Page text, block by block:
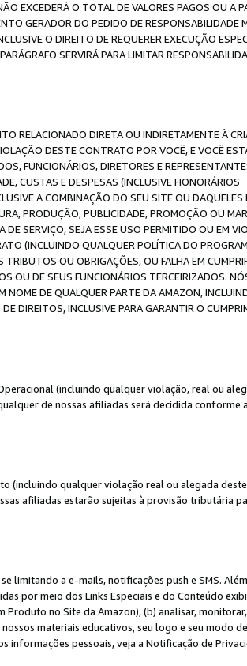
EXCEDERÁ O TOTAL DE VALORES PAGOS OU A
GERADOR DO PEDIDO DE RESPONSABILIDADE
O DIREITO DE REQUERER EXECUÇÃO
SERVIRÁ PARA LIMITAR
RELACIONADO DIRETA OU INDIRETAMENTE À
DESTE CONTRATO POR VOCÊ, E VOCÊ
FUNCIONÁRIOS, DIRETORES E
CUSTAS E DESPESAS (INCLUSIVE HONORÁRIOS
A COMBINAÇÃO DO SEU SITE OU DAQUELES
PRODUÇÃO, PUBLICIDADE, PROMOÇÃO OU
SERVIÇO, SEJA ESSE USO PERMITIDO OU EM
(INCLUINDO QUALQUER POLÍTICA DO
OU OBRIGAÇÕES, OU FALHA EM
OU DE SEUS FUNCIONÁRIOS TERCEIRIZADOS.
NOME DE QUALQUER PARTE DA AMAZON,
DIREITOS, INCLUSIVE PARA GARANTIR O
(incluindo qualquer violação, real ou
de nossas afiliadas será decidida conforme
(incluindo qualquer violação real ou alegada deste
afiliadas estarão sujeitas à provisão tributária
limitando a e-mails, notificações push e SMS.
por meio dos Links Especiais e do Conteúdo
Produto no Site da Amazon), (b) analisar,
materiais educativos, seu logo e seu modo
informações pessoais, veja a Notificação de